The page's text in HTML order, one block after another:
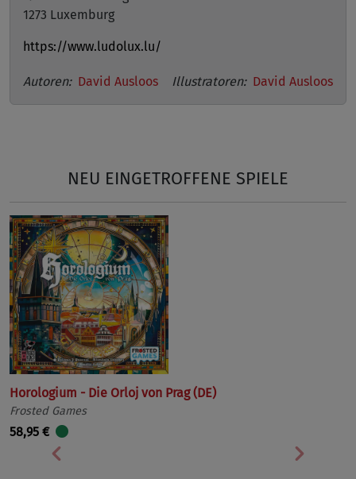
1273 Luxemburg
https://www.ludolux.lu/
Autoren: David Ausloos Illustratoren: David Ausloos
NEU EINGETROFFENE SPIELE
Horologium - Die Orloj von Prag (DE)
Frosted Games
58,95 €
Vorherige